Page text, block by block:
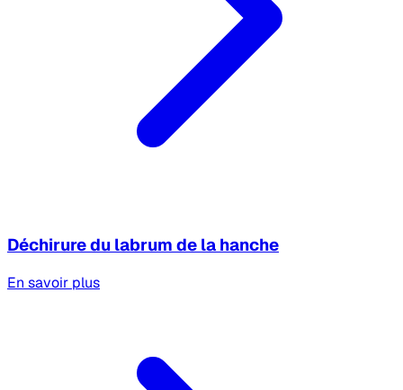
Déchirure du labrum de la hanche
En savoir plus